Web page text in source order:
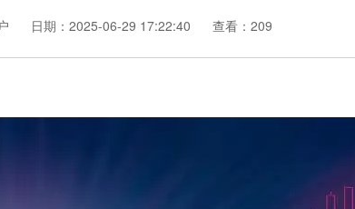
日期：2025-06-29 17:22:40 查看：209